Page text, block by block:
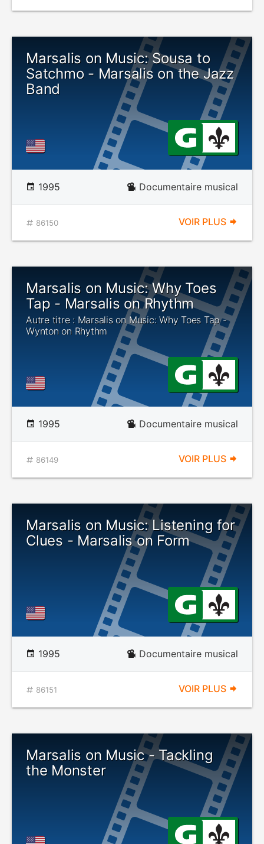
Marsalis on Music: Sousa to
Satchmo - Marsalis on the Jazz
Band
1995 Documentaire musical
86150 VOIR PLUS
Marsalis on Music: Why Toes
Tap - Marsalis on Rhythm
Autre titre : Marsalis on Music: Why Toes Tap -
Wynton on Rhythm
1995 Documentaire musical
86149 VOIR PLUS
Marsalis on Music: Listening for
Clues - Marsalis on Form
1995 Documentaire musical
86151 VOIR PLUS
Marsalis on Music - Tackling
the Monster